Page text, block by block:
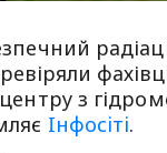
з
Iнфосiтi.